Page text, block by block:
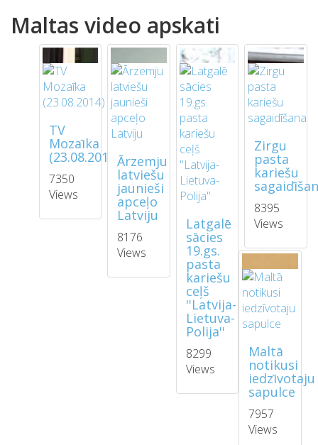
Maltas video apskati
TV
Mozaīka
(23.08.2014)
7350
Views
Ārzemju
latviešu
jaunieši
apceļo
Latviju
8176
Views
Latgalē
sācies
19.gs.
pasta
kariešu
ceļš
''Latvija-
Lietuva-
Polija''
8299
Views
Zirgu
pasta
kariešu
8395
Views
Maltā
notikusi
iedzīvotaju
sapulce
7957
Views